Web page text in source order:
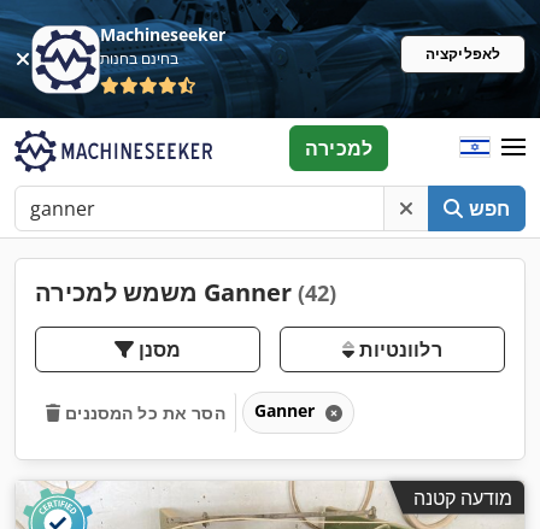
Machineseeker
בחינם בחנות לאפליקציה
חפש
למכירה
משמש למכירה Ganner (42)
מסנן רלוונטיות
הסר את כל המסננים Ganner
מודעה קטנה